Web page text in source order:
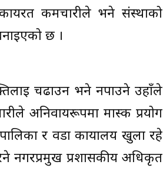
कर्मचारीले भने संस्थाको
छ ।
चढाउन भने नपाउने उहाँले
अनिवार्यरूपमा मास्क प्रयोग
र वडा कार्यालय खुला रहे
नगरप्रमुख प्रशासकीय अधिकृत